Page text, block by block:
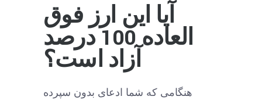
آیا این ارز فوق
العاده 100 درصد
آزاد است؟
هنگامی که شما ادعای بدون سپرده